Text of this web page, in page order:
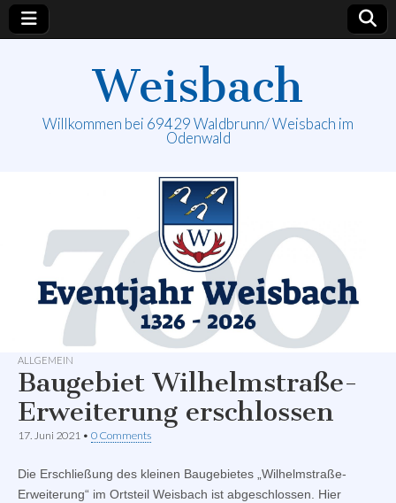
Weisbach
Willkommen bei 69429 Waldbrunn/ Weisbach im
Odenwald
ALLGEMEIN
Baugebiet Wilhelmstraße-
Erweiterung erschlossen
17. Juni 2021 • 0 Comments
Die Erschließung des kleinen Baugebietes „Wilhelmstraße-
Erweiterung“ im Ortsteil Weisbach ist abgeschlossen. Hier